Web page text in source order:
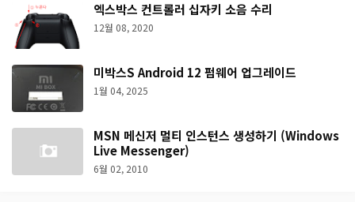
엑스박스 컨트롤러 십자키 소음 수리
12월 08, 2020
미박스S Android 12 펌웨어 업그레이드
1월 04, 2025
MSN 메신저 멀티 인스턴스 생성하기 (Windows
Live Messenger)
6월 02, 2010